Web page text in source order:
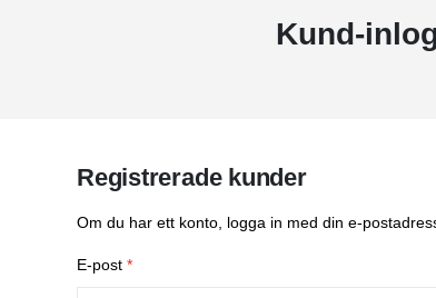
Kund-
Registrerade kunder
Om du har ett konto, logga in med din e-
E-post